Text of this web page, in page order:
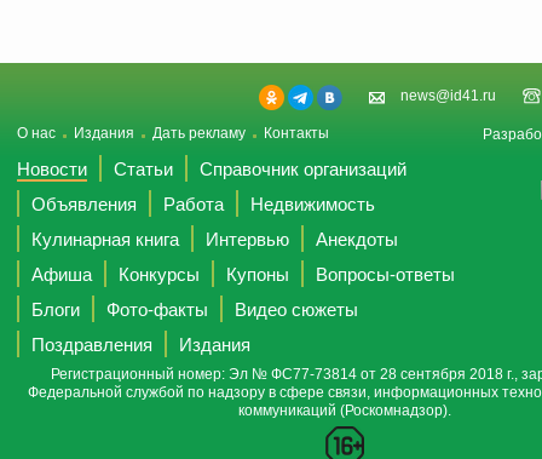
news@id41.ru
О нас Издания Дать рекламу Контакты
Новости Статьи
Справочник организаций
Объявления
Работа
Недвижимость
Кулинарная книга
Интервью
Анекдоты
Афиша
Конкурсы Купоны
Вопросы-ответы
Блоги
Фото-факты
Видео сюжеты
Поздравления
Издания
Регистрационный номер: Эл № ФС77-73814 от 28 сентября 2018 г.,
Федеральной службой по надзору в сфере связи, информационных
коммуникаций (Роскомнадзор).